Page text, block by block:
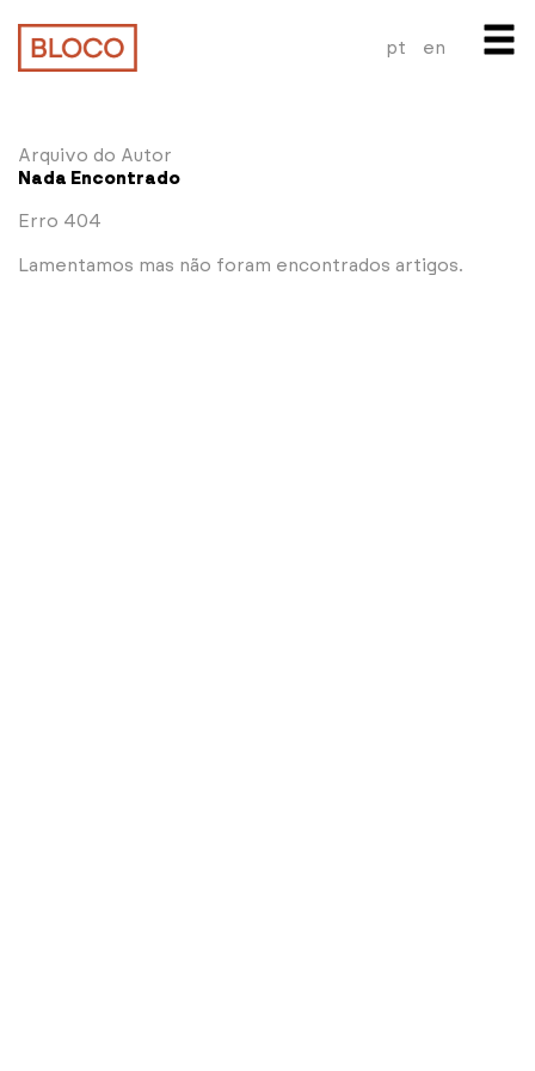
pt en
Arquivo do Autor
Nada Encontrado
Erro 404
Lamentamos mas não foram encontrados artigos.